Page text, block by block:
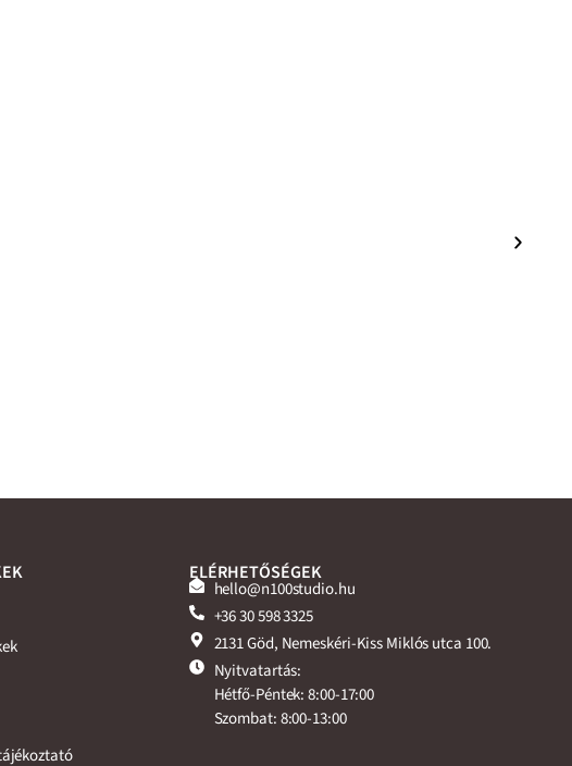
ELÉRHETŐSÉGEK
hello@n100studio.hu
+36 30 598 3325
2131 Göd, Nemeskéri-Kiss Miklós utca 100.
Nyitvatartás:
Hétfő-Péntek: 8:00-17:00
Szombat: 8:00-13:00